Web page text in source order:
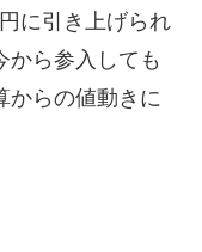
に引き上げられ
から参入しても
からの値動きに